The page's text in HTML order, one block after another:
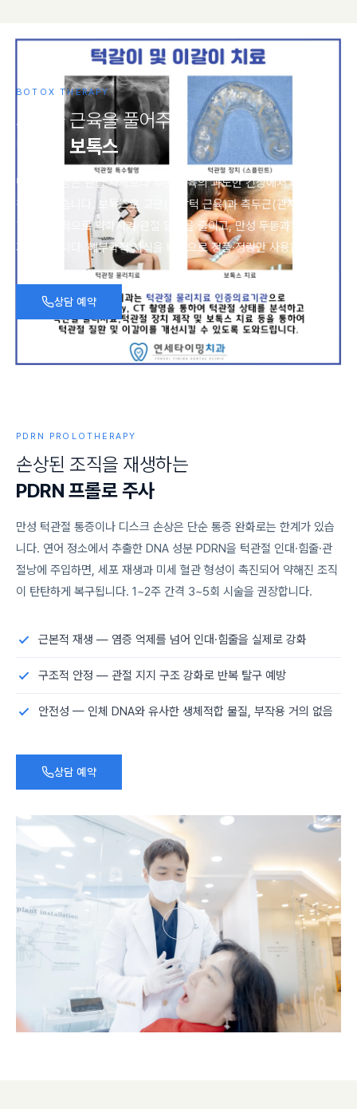
BOTOX THERAPY
과 하근육을풀어주 는
보톡스
턱관절 통증은 관절 자체보다 주변 근육의 과도한 긴장에서 비롯되는
경우가 많습니다. 보톡스로 교근(사각턱 근육)과 측두근(관자놀이)의
힘을 일시적으로 약화시켜 관절 압력을 줄이고, 만성 두통과 편두통까
지 개선합니다. 해부학적 지식을 바탕으로 정품·정량만 사용합니다.
상담 예약
PDRN PROLOTHERAPY
손상된 조직을 재생하는
PDRN 프롤로주사
만성 턱관절 통증이나 디스크 손상은 단순 통증 완화로는 한계가 있습
니다. 연어 정소에서 추출한 DNA 성분 PDRN을 턱관절 인대·힘줄·관
절낭에 주입하면, 세포 재생과 미세 혈관 형성이 촉진되어 약해진 조직
이 탄탄하게 복구됩니다. 1~2주 간격 3~5회 시술을 권장합니다.
근본적 재생 — 염증 억제를 넘어 인대·힘줄을 실제로 강화
구조적 안정 — 관절 지지 구조 강화로 반복 탈구 예방
안전성 — 인체 DNA와 유사한 생체적합 물질, 부작용 거의 없음
상담 예약